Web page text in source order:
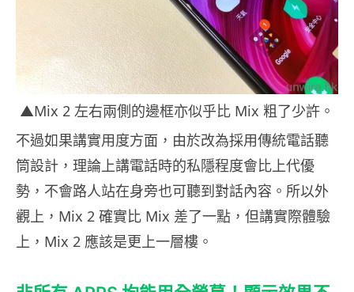
▲Mix 2 左右兩側的邊框亦似乎比 Mix 粗了少許。
不過如果講實用度方面，由於改為採用傳統電話聽
筒設計，理論上講電話時的私隱程度會比上代優
勢，不會路人站在身旁也可聽到對話內容。所以外
觀上，Mix 2 確實比 Mix 差了一點，但講實際體驗
上，Mix 2 應該是更上一層樓。